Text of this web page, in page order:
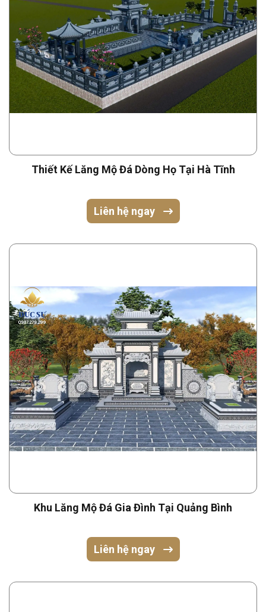
Thiết Kế Lăng Mộ Đá Dòng Họ Tại Hà Tĩnh
Liên hệ ngay
Khu Lăng Mộ Đá Gia Đình Tại Quảng Bình
Liên hệ ngay